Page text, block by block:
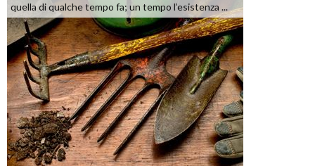
quella di qualche tempo fa; un tempo l’esistenza ...